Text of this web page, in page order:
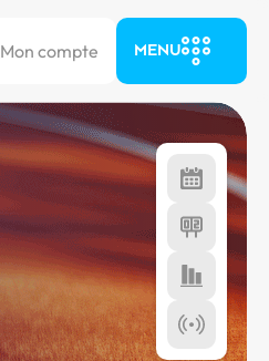
Mon compte MENU